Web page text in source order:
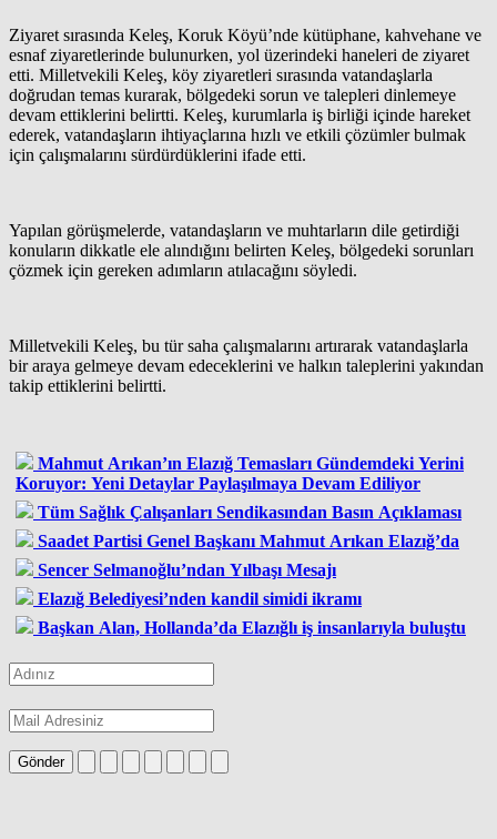
Ziyaret sırasında Keleş, Koruk Köyü’nde kütüphane, kahvehane ve
esnaf ziyaretlerinde bulunurken, yol üzerindeki haneleri de ziyaret
etti. Milletvekili Keleş, köy ziyaretleri sırasında vatandaşlarla
doğrudan temas kurarak, bölgedeki sorun ve talepleri dinlemeye
devam ettiklerini belirtti. Keleş, kurumlarla iş birliği içinde hareket
ederek, vatandaşların ihtiyaçlarına hızlı ve etkili çözümler bulmak
için çalışmalarını sürdürdüklerini ifade etti.
Yapılan görüşmelerde, vatandaşların ve muhtarların dile getirdiği
konuların dikkatle ele alındığını belirten Keleş, bölgedeki sorunları
çözmek için gereken adımların atılacağını söyledi.
Milletvekili Keleş, bu tür saha çalışmalarını artırarak vatandaşlarla
bir araya gelmeye devam edeceklerini ve halkın taleplerini yakından
takip ettiklerini belirtti.
Mahmut Arıkan’ın Elazığ Temasları Gündemdeki Yerini
Koruyor: Yeni Detaylar Paylaşılmaya Devam Ediliyor
Tüm Sağlık Çalışanları Sendikasından Basın Açıklaması
Saadet Partisi Genel Başkanı Mahmut Arıkan Elazığ’da
Sencer Selmanoğlu’ndan Yılbaşı Mesajı
Elazığ Belediyesi’nden kandil simidi ikramı
Başkan Alan, Hollanda’da Elazığlı iş insanlarıyla buluştu
Gönder